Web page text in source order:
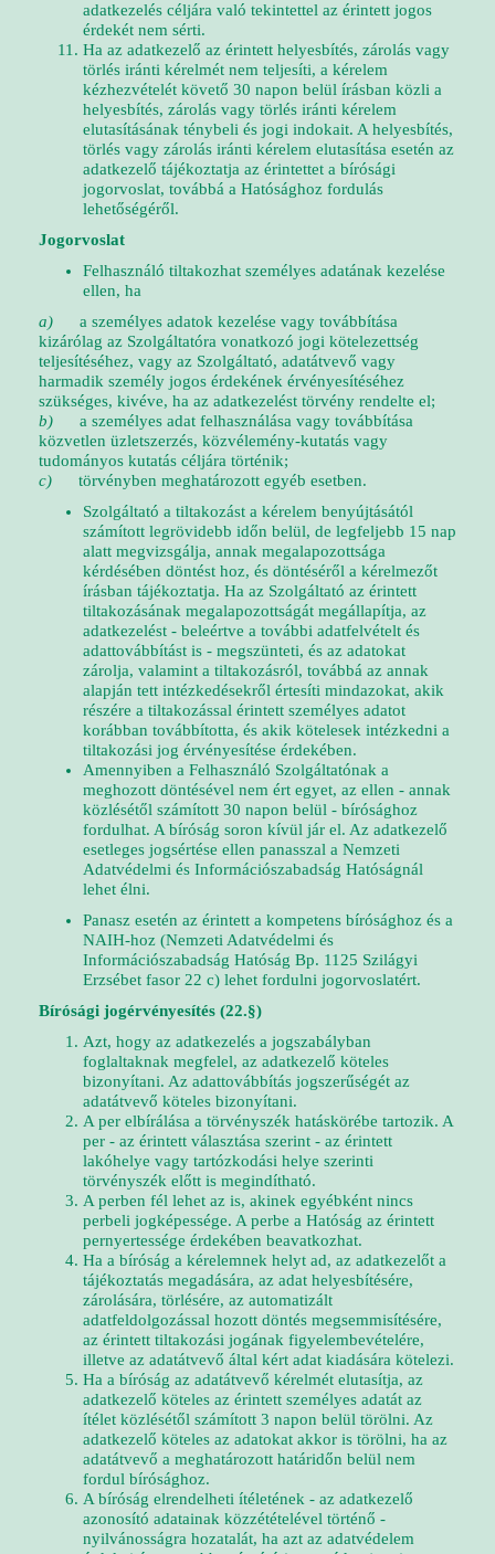
adatkezelés céljára való tekintettel az érintett jogos
érdekét nem sérti.
Ha az adatkezelő az érintett helyesbítés, zárolás vagy
törlés iránti kérelmét nem teljesíti, a kérelem
kézhezvételét követő 30 napon belül írásban közli a
helyesbítés, zárolás vagy törlés iránti kérelem
elutasításának ténybeli és jogi indokait. A helyesbítés,
törlés vagy zárolás iránti kérelem elutasítása esetén az
adatkezelő tájékoztatja az érintettet a bírósági
jogorvoslat, továbbá a Hatósághoz fordulás
lehetőségéről.
Jogorvoslat
Felhasználó tiltakozhat személyes adatának kezelése
ellen, ha
a) a személyes adatok kezelése vagy továbbítása
kizárólag az Szolgáltatóra vonatkozó jogi kötelezettség
teljesítéséhez, vagy az Szolgáltató, adatátvevő vagy
harmadik személy jogos érdekének érvényesítéséhez
szükséges, kivéve, ha az adatkezelést törvény rendelte el;
b) a személyes adat felhasználása vagy továbbítása
közvetlen üzletszerzés, közvélemény-kutatás vagy
tudományos kutatás céljára történik;
c) törvényben meghatározott egyéb esetben.
Szolgáltató a tiltakozást a kérelem benyújtásától
számított legrövidebb időn belül, de legfeljebb 15 nap
alatt megvizsgálja, annak megalapozottsága
kérdésében döntést hoz, és döntéséről a kérelmezőt
írásban tájékoztatja. Ha az Szolgáltató az érintett
tiltakozásának megalapozottságát megállapítja, az
adatkezelést - beleértve a további adatfelvételt és
adattovábbítást is - megszünteti, és az adatokat
zárolja, valamint a tiltakozásról, továbbá az annak
alapján tett intézkedésekről értesíti mindazokat, akik
részére a tiltakozással érintett személyes adatot
korábban továbbította, és akik kötelesek intézkedni a
tiltakozási jog érvényesítése érdekében.
Amennyiben a Felhasználó Szolgáltatónak a
meghozott döntésével nem ért egyet, az ellen - annak
közlésétől számított 30 napon belül - bírósághoz
fordulhat. A bíróság soron kívül jár el. Az adatkezelő
esetleges jogsértése ellen panasszal a Nemzeti
Adatvédelmi és Információszabadság Hatóságnál
lehet élni.
Panasz esetén az érintett a kompetens bírósághoz és a
NAIH-hoz (Nemzeti Adatvédelmi és
Információszabadság Hatóság Bp. 1125 Szilágyi
Erzsébet fasor 22 c) lehet fordulni jogorvoslatért.
Bírósági jogérvényesítés (22.§)
Azt, hogy az adatkezelés a jogszabályban
foglaltaknak megfelel, az adatkezelő köteles
bizonyítani. Az adattovábbítás jogszerűségét az
adatátvevő köteles bizonyítani.
A per elbírálása a törvényszék hatáskörébe tartozik. A
per - az érintett választása szerint - az érintett
lakóhelye vagy tartózkodási helye szerinti
törvényszék előtt is megindítható.
A perben fél lehet az is, akinek egyébként nincs
perbeli jogképessége. A perbe a Hatóság az érintett
pernyertessége érdekében beavatkozhat.
Ha a bíróság a kérelemnek helyt ad, az adatkezelőt a
tájékoztatás megadására, az adat helyesbítésére,
zárolására, törlésére, az automatizált
adatfeldolgozással hozott döntés megsemmisítésére,
az érintett tiltakozási jogának figyelembevételére,
illetve az adatátvevő által kért adat kiadására kötelezi.
Ha a bíróság az adatátvevő kérelmét elutasítja, az
adatkezelő köteles az érintett személyes adatát az
ítélet közlésétől számított 3 napon belül törölni. Az
adatkezelő köteles az adatokat akkor is törölni, ha az
adatátvevő a meghatározott határidőn belül nem
fordul bírósághoz.
A bíróság elrendelheti ítéletének - az adatkezelő
azonosító adatainak közzétételével történő -
nyilvánosságra hozatalát, ha azt az adatvédelem